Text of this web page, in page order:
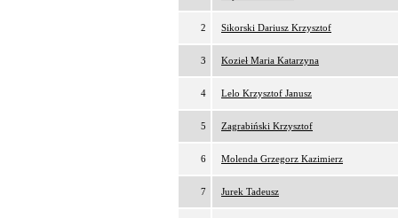
2 Sikorski Dariusz Krzysztof
3 Kozieł Maria Katarzyna
4 Lelo Krzysztof Janusz
5 Zagrabiński Krzysztof
6 Molenda Grzegorz Kazimierz
7 Jurek Tadeusz